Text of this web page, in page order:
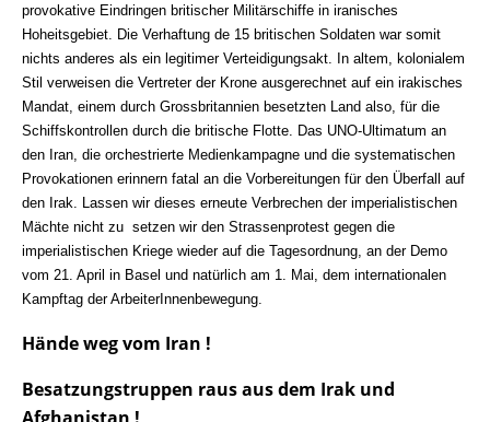
provokative Eindringen britischer Militärschiffe in iranisches
Hoheitsgebiet. Die Verhaftung de 15 britischen Soldaten war somit
nichts anderes als ein legitimer Verteidigungsakt. In altem, kolonialem
Stil verweisen die Vertreter der Krone ausgerechnet auf ein irakisches
Mandat, einem durch Grossbritannien besetzten Land also, für die
Schiffskontrollen durch die britische Flotte. Das UNO-Ultimatum an
den Iran, die orchestrierte Medienkampagne und die systematischen
Provokationen erinnern fatal an die Vorbereitungen für den Überfall auf
den Irak. Lassen wir dieses erneute Verbrechen der imperialistischen
Mächte nicht zu  setzen wir den Strassenprotest gegen die
imperialistischen Kriege wieder auf die Tagesordnung, an der Demo
vom 21. April in Basel und natürlich am 1. Mai, dem internationalen
Kampftag der ArbeiterInnenbewegung.
Hände weg vom Iran !
Besatzungstruppen raus aus dem Irak und